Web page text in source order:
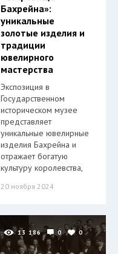
Бахрейна»:
уникальные
золотые изделия и
традиции
ювелирного
мастерства
Экспозиция в
Государственном
историческом музее
представляет
уникальные ювелирные
изделия Бахрейна и
отражает богатую
культуру королевства,
20 ноября 2024
13 186 0 0